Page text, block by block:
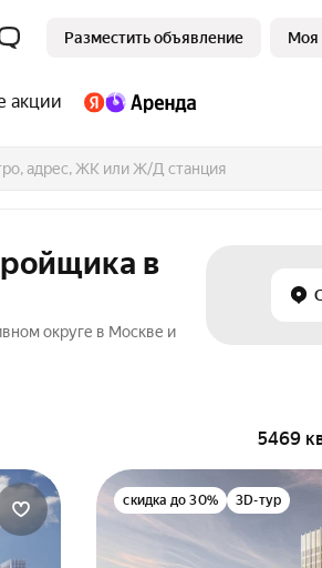
Разместить объявление Моя
акции
в
округе в Москве и
5469
скидка до 30% 3D-тур